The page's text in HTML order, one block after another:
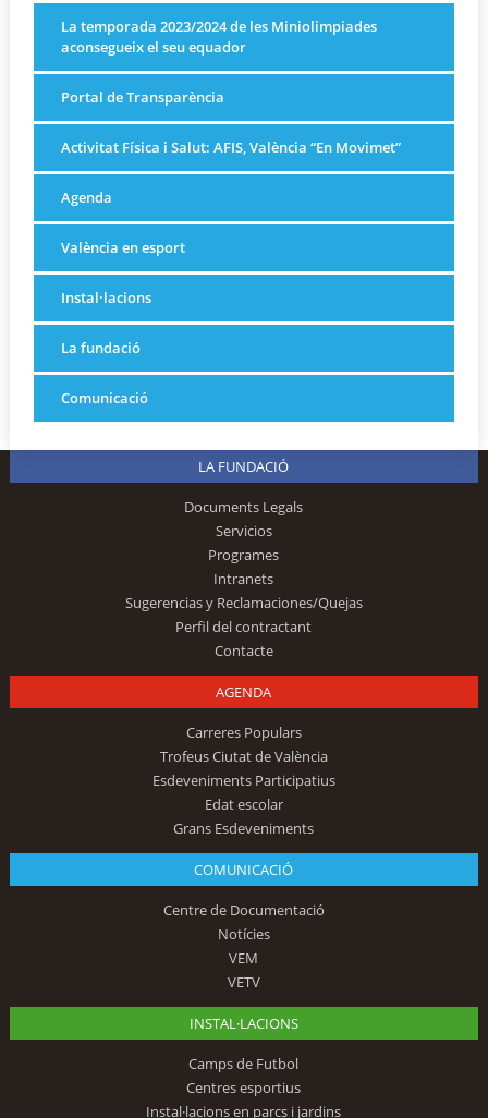
La temporada 2023/2024 de les Miniolimpiades
aconsegueix el seu equador
Portal de Transparència
Activitat Física i Salut: AFIS, València “En Movimet”
Agenda
València en esport
Instal·lacions
La fundació
Comunicació
LA FUNDACIÓ
Documents Legals
Servicios
Programes
Intranets
Sugerencias y Reclamaciones/Quejas
Perfil del contractant
Contacte
AGENDA
Carreres Populars
Trofeus Ciutat de València
Esdeveniments Participatius
Edat escolar
Grans Esdeveniments
COMUNICACIÓ
Centre de Documentació
Notícies
VEM
VETV
INSTAL·LACIONS
Camps de Futbol
Centres esportius
Instal·lacions en parcs i jardins